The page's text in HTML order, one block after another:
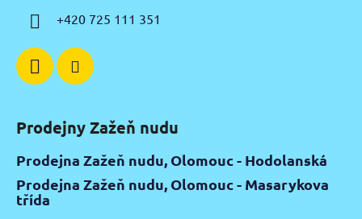
+420 725 111 351
Prodejny Zažeň nudu
Prodejna Zažeň nudu, Olomouc - Hodolanská
Prodejna Zažeň nudu, Olomouc - Masarykova
třída